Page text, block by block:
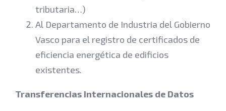
tributaria…)
Al Departamento de Industria del Gobierno
Vasco para el registro de certificados de
eficiencia energética de edificios
existentes.
Transferencias Internacionales de Datos